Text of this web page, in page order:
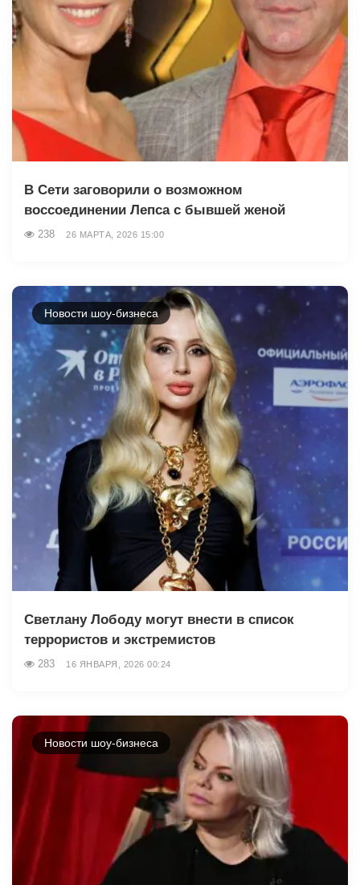
В Сети заговорили о возможном
воссоединении Лепса с бывшей женой
238 26 МАРТА, 2026 15:00
Новости шоу-бизнеса
Светлану Лободу могут внести в список
террористов и экстремистов
283 16 ЯНВАРЯ, 2026 00:24
Новости шоу-бизнеса